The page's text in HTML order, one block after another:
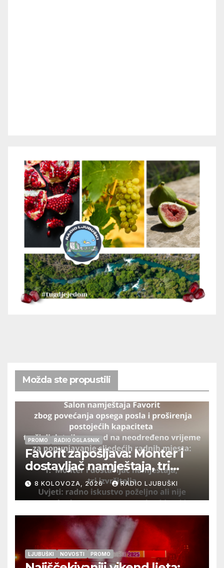
Možda ste propustili
PROMO RADIO OGLASNIK
Favorit zapošljava: Monter i
dostavljač namještaja, tri
izvršitelja
8 KOLOVOZA, 2026 RADIO LJUBUŠKI
LJUBUŠKI NOVOSTI PROMO